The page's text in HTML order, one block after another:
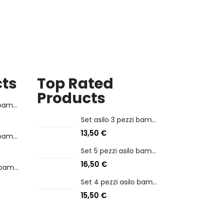
Set asilo 3 pezzi bambina personaggio kuromi
Set 5 pezzi asilo bambina personaggio stitch angel
Set 4 pezzi asilo bambino personaggio batman
Top Rated
Products
Set asilo 3 pezzi bambina personaggio kuromi
13,50 €
Set 5 pezzi asilo bambina personaggio stitch angel
16,50 €
Set 4 pezzi asilo bambino personaggio batman
15,50 €